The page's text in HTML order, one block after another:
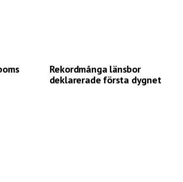
Rekordmånga länsbor
deklarerade första dygnet